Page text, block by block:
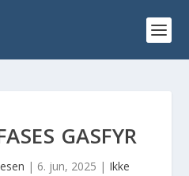
GASFYR
| 6. jun, 2025 | Ikke